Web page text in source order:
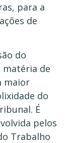
para a
de
do
matéria de
maior
do
É
pelos
Trabalho